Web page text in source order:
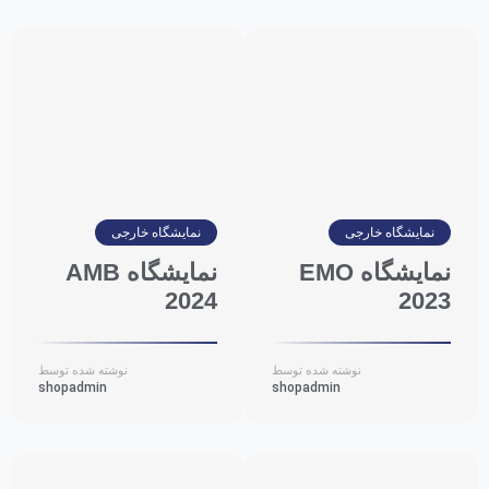
نمایشگاه خارجی
نمایشگاه EMO
2023
نوشته شده توسط
shopadmin
نمایشگاه خارجی
نمایشگاه AMB
2024
نوشته شده توسط
shopadmin